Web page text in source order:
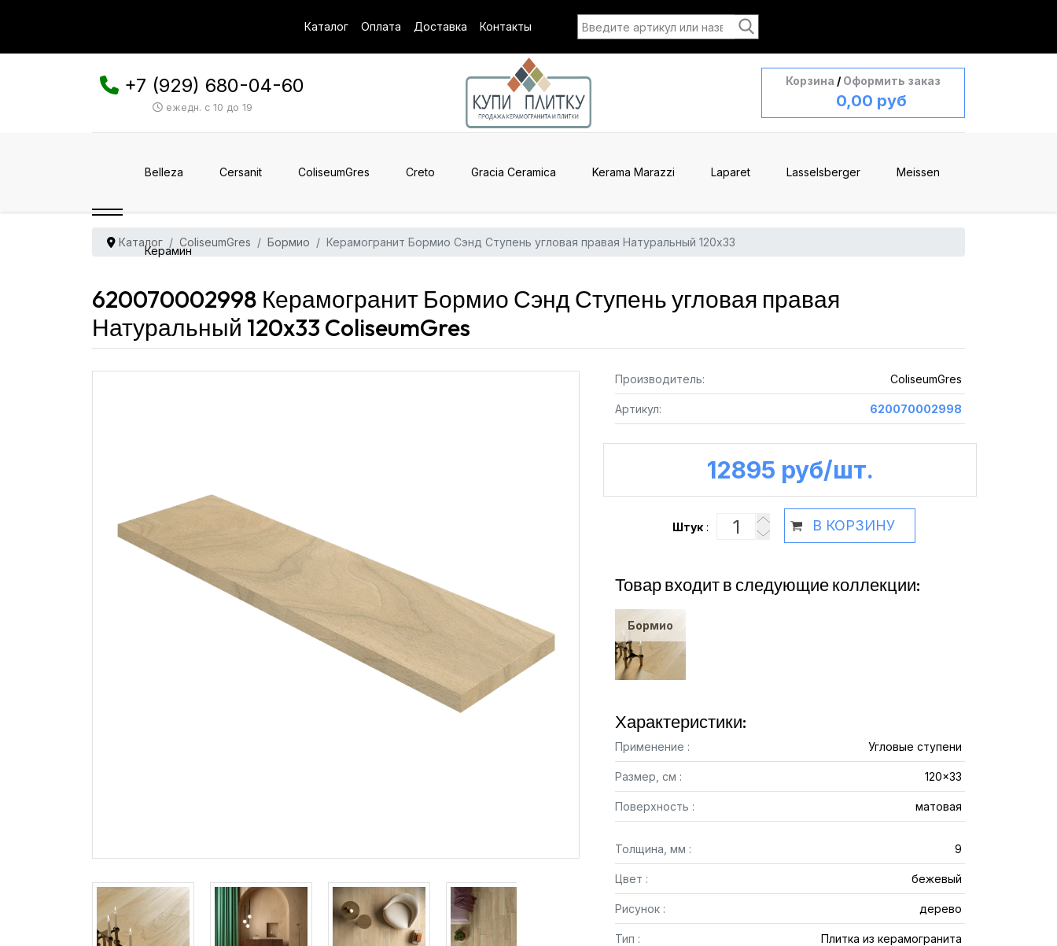
Каталог Оплата Доставка Контакты
+7 (929) 680-04-60
ежедн. с 10 до 19
Корзина / Оформить заказ
0,00 руб
Belleza Cersanit ColiseumGres Creto Gracia Ceramica Kerama Marazzi Laparet Lasselsberger Meissen
Керамин
Каталог ColiseumGres Бормио Керамогранит Бормио Сэнд Ступень угловая правая Натуральный 120x33
620070002998 Керамогранит Бормио Сэнд Ступень угловая правая
Натуральный 120x33 ColiseumGres
Производитель: ColiseumGres
Артикул: 620070002998
12895 руб /шт.
Штук : В КОРЗИНУ
Товар входит в следующие коллекции:
Бормио
Характеристики:
Применение : Угловые ступени
Размер, см : 120x33
Поверхность : матовая
Толщина, мм : 9
Цвет : бежевый
Рисунок : дерево
Тип : Плитка из керамогранита